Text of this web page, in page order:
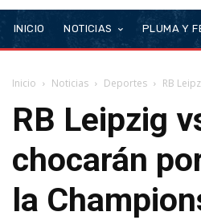
INICIO NOTICIAS PLUMA Y
Inicio Noticias Deportes RB
RB Leipzig
chocarán
la